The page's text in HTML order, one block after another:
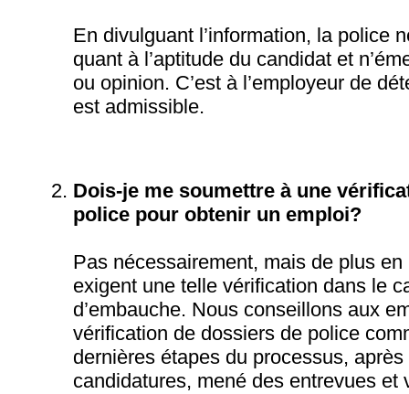
En divulguant l’information, la police
quant à l’aptitude du candidat et
ou opinion. C’est à l’employeur de
est admissible.
Dois-je me soumettre à une
police pour obtenir un emploi?
Pas nécessairement, mais de plus en
exigent une telle vérification dans le
d’embauche. Nous conseillons aux
vérification de dossiers de police
dernières étapes du processus,
candidatures, mené des entrevues et